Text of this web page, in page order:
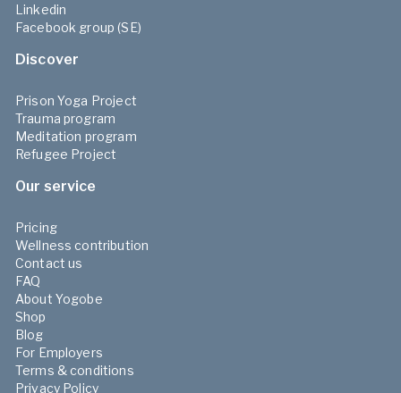
Linkedin
Facebook group (SE)
Discover
Prison Yoga Project
Trauma program
Meditation program
Refugee Project
Our service
Pricing
Wellness contribution
Contact us
FAQ
About Yogobe
Shop
Blog
For Employers
Terms & conditions
Privacy Policy